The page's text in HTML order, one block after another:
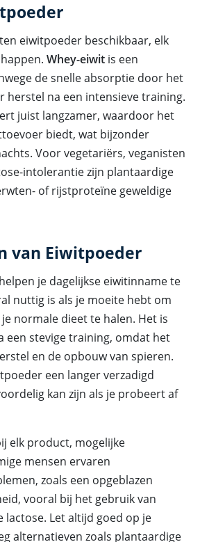
eiwitpoeder beschikbaar, elk
Whey-eiwit is een
de snelle absorptie door het
herstel na een intensieve training.
juist langzamer, waardoor het
biedt, wat bijzonder
Voor vegetariërs, veganisten
intolerantie zijn plantaardige
of rijstproteïne geweldige
van Eiwitpoeder
je dagelijkse eiwitinname te
nuttig is als je moeite hebt om
normale dieet te halen. Het is
een stevige training, omdat het
en de opbouw van spieren.
een langer verzadigd
kan zijn als je probeert af
elk product, mogelijke
mensen ervaren
zoals een opgeblazen
vooral bij het gebruik van
lactose. Let altijd goed op je
alternatieven zoals plantaardige